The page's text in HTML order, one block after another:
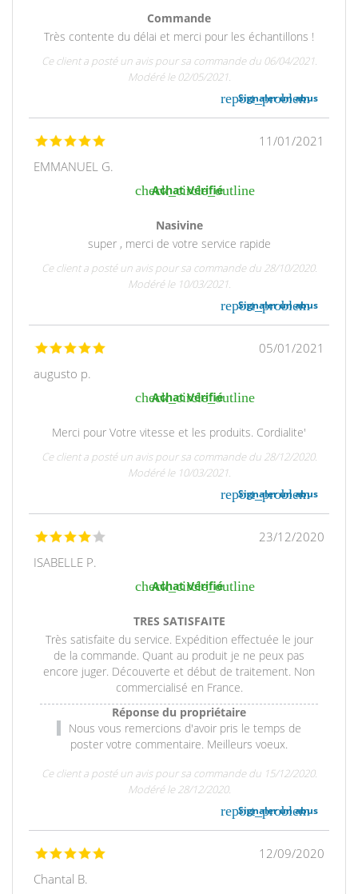
Commande
Très contente du délai et merci pour les échantillons !
Ce client a posté un avis pour sa commande du 06/04/2021.
Modéré le 02/05/2021.
report_problem
Signaler un abus
11/01/2021
EMMANUEL G.
check_circle_outline
Achat Vérifié
Nasivine
super , merci de votre service rapide
Ce client a posté un avis pour sa commande du 28/10/2020.
Modéré le 10/03/2021.
report_problem
Signaler un abus
05/01/2021
augusto p.
check_circle_outline
Achat Vérifié
Merci pour Votre vitesse et les produits. Cordialite'
Ce client a posté un avis pour sa commande du 28/12/2020.
Modéré le 10/03/2021.
report_problem
Signaler un abus
23/12/2020
ISABELLE P.
check_circle_outline
Achat Vérifié
TRES SATISFAITE
Très satisfaite du service. Expédition effectuée le jour
de la commande. Quant au produit je ne peux pas
encore juger. Découverte et début de traitement. Non
commercialisé en France.
Réponse du propriétaire
Nous vous remercions d'avoir pris le temps de
poster votre commentaire. Meilleurs voeux.
Ce client a posté un avis pour sa commande du 15/12/2020.
Modéré le 28/12/2020.
report_problem
Signaler un abus
12/09/2020
Chantal B.